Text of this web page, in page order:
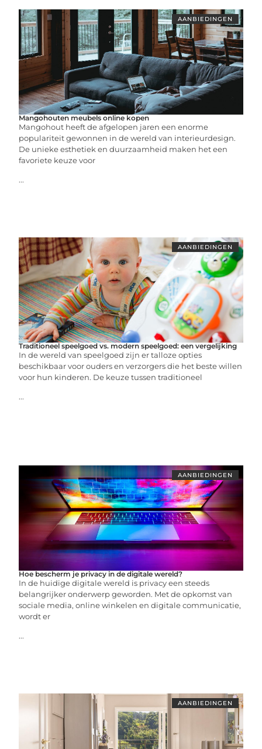
AANBIEDINGEN
Mangohouten meubels online kopen
Mangohout heeft de afgelopen jaren een enorme
populariteit gewonnen in de wereld van interieurdesign.
De unieke esthetiek en duurzaamheid maken het een
favoriete keuze voor
...
AANBIEDINGEN
Traditioneel speelgoed vs. modern speelgoed: een vergelijking
In de wereld van speelgoed zijn er talloze opties
beschikbaar voor ouders en verzorgers die het beste willen
voor hun kinderen. De keuze tussen traditioneel
...
AANBIEDINGEN
Hoe bescherm je privacy in de digitale wereld?
In de huidige digitale wereld is privacy een steeds
belangrijker onderwerp geworden. Met de opkomst van
sociale media, online winkelen en digitale communicatie,
wordt er
...
AANBIEDINGEN